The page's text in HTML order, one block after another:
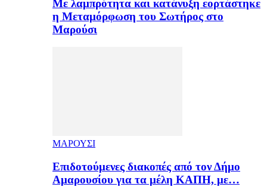
Με λαμπρότητα και κατάνυξη εορτάστηκε
η Μεταμόρφωση του Σωτήρος στο
Μαρούσι
ΜΑΡΟΥΣΙ
Επιδοτούμενες διακοπές από τον Δήμο
Αμαρουσίου για τα μέλη ΚΑΠΗ, με…